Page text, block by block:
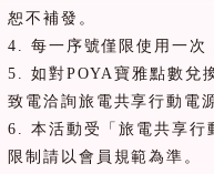
恕不補發。
4. 每一序號僅限使用一次
5. 如對POYA寶雅點數兌
致電洽詢旅電共享行動電
6. 本活動受「旅電共享行
限制請以會員規範為準。